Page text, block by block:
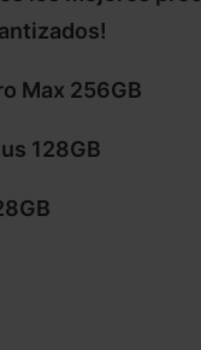
Max 256GB
128GB